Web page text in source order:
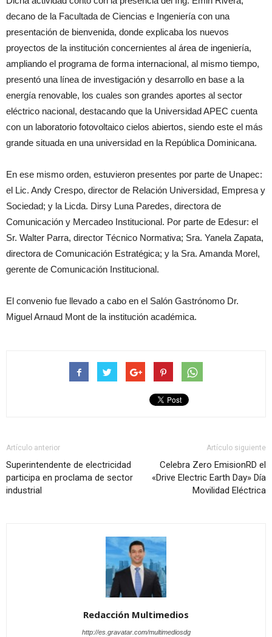
decano de la Facultada de Ciencias e Ingeniería con una
presentación de bienvenida, donde explicaba los nuevos
proyectos de la institución concernientes al área de ingeniería,
ampliando el programa de forma internacional, al mismo tiempo,
presentó una línea de investigación y desarrollo en base a la
energía renovable, los cuales son grandes aportes al sector
eléctrico nacional, destacando que la Universidad APEC cuenta
con un laboratorio fotovoltaico cielos abiertos, siendo este el más
grande situada en una universidad en la República Dominicana.
En ese mismo orden, estuvieron presentes por parte de Unapec:
el Lic. Andy Crespo, director de Relación Universidad, Empresa y
Sociedad; y la Licda. Dirsy Luna Paredes, directora de
Comunicación y Mercadeo Institucional. Por parte de Edesur: el
Sr. Walter Parra, director Técnico Normativa; Sra. Yanela Zapata,
directora de Comunicación Estratégica; y la Sra. Amanda Morel,
gerente de Comunicación Institucional.
El convenio fue llevado a cabo en el Salón Gastrónomo Dr.
Miguel Arnaud Mont de la institución académica.
Artículo anterior
Superintendente de electricidad
participa en proclama de sector
industrial
Artículo siguiente
Celebra Zero EmisionRD el
«Drive Electric Earth Day» Día
Movilidad Eléctrica
Redacción Multimedios
http://es.gravatar.com/multimediosdg